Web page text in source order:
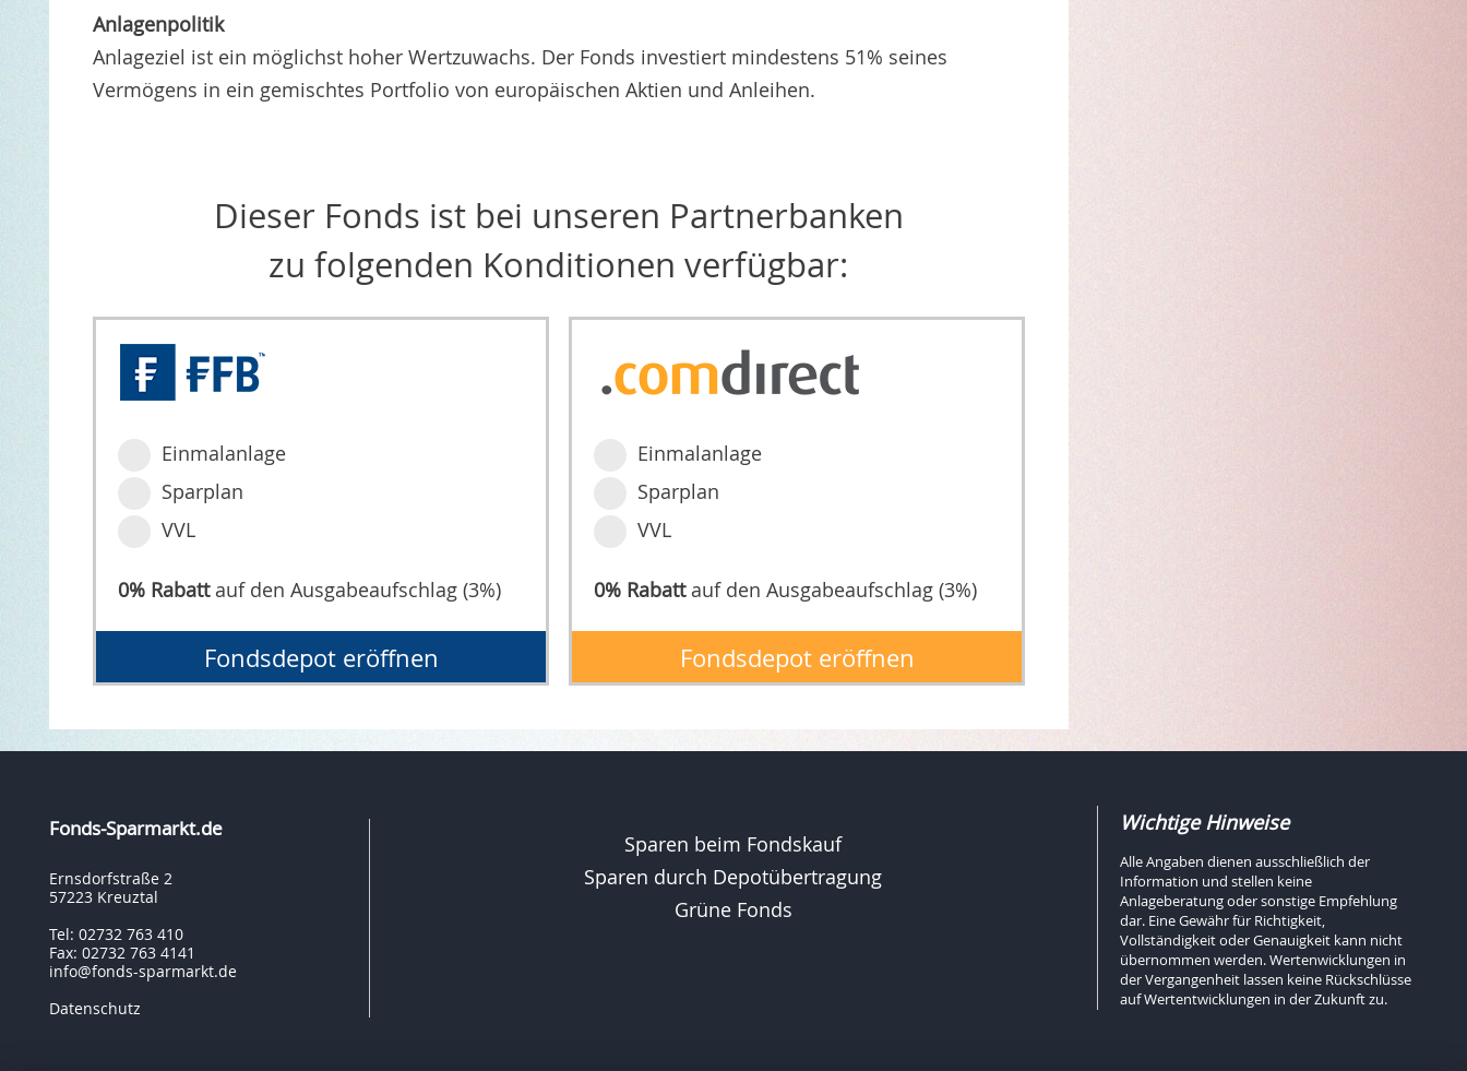
Anlagenpolitik
Anlageziel ist ein möglichst hoher Wertzuwachs. Der Fonds investiert mindestens 51% seines
Vermögens in ein gemischtes Portfolio von europäischen Aktien und Anleihen.
Dieser Fonds ist bei unseren Partnerbanken
zu folgenden Konditionen verfügbar:
Einmalanlage
Sparplan
VVL
0% Rabattauf den Ausgabeaufschlag (3%)
Fondsdepot eröffnen
Einmalanlage
Sparplan
VVL
0% Rabattauf den Ausgabeaufschlag (3%)
Fondsdepot eröffnen
Fonds-Sparmarkt.de
Ernsdorfstraße 2
57223 Kreuztal
Tel: 02732 763 410
Fax: 02732 763 4141
info@fonds-sparmarkt.de
Datenschutz
Sparen beim Fondskauf
Sparen durch Depotübertragung
Grüne Fonds
Wichtige Hinweise
Alle Angaben dienen ausschließlich der
Information und stellen keine
Anlageberatung oder sonstige Empfehlung
dar. Eine Gewähr für Richtigkeit,
Vollständigkeit oder Genauigkeit kann nicht
übernommen werden. Wertenwicklungen in
der Vergangenheit lassen keine Rückschlüsse
auf Wertentwicklungen in der Zukunft zu.